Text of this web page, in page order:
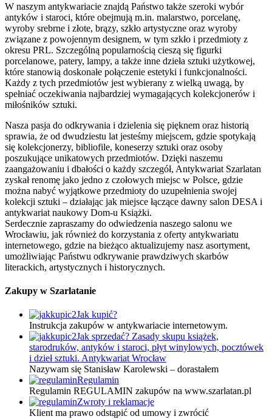
W naszym antykwariacie znajdą Państwo także szeroki wybór
antyków i staroci, które obejmują m.in. malarstwo, porcelanę,
wyroby srebrne i złote, brązy, szkło artystyczne oraz wyroby
związane z powojennym designem, w tym szkło i przedmioty z
okresu PRL. Szczególną popularnością cieszą się figurki
porcelanowe, patery, lampy, a także inne dzieła sztuki użytkowej,
które stanowią doskonałe połączenie estetyki i funkcjonalności.
Każdy z tych przedmiotów jest wybierany z wielką uwagą, by
spełniać oczekiwania najbardziej wymagających kolekcjonerów i
miłośników sztuki.
Nasza pasja do odkrywania i dzielenia się pięknem oraz historią
sprawia, że od dwudziestu lat jesteśmy miejscem, gdzie spotykają
się kolekcjonerzy, bibliofile, koneserzy sztuki oraz osoby
poszukujące unikatowych przedmiotów. Dzięki naszemu
zaangażowaniu i dbałości o każdy szczegół, Antykwariat Szarlatan
zyskał renomę jako jedno z czołowych miejsc w Polsce, gdzie
można nabyć wyjątkowe przedmioty do uzupełnienia swojej
kolekcji sztuki – działając jak miejsce łączące dawny salon DESA i
antykwariat naukowy Dom-u Książki.
Serdecznie zapraszamy do odwiedzenia naszego salonu we
Wrocławiu, jak również do korzystania z oferty antykwariatu
internetowego, gdzie na bieżąco aktualizujemy nasz asortyment,
umożliwiając Państwu odkrywanie prawdziwych skarbów
literackich, artystycznych i historycznych.
Zakupy w Szarlatanie
Jak kupić?
Instrukcja zakupów w antykwariacie internetowym.
Jak sprzedać? Zasady skupu książek,
starodruków, antyków i staroci, płyt winylowych, pocztówek
i dzieł sztuki. Antykwariat Wrocław
Nazywam się Stanisław Karolewski – dorastałem
Regulamin
Regulamin REGULAMIN zakupów na www.szarlatan.pl
Zwroty i reklamacje
Klient ma prawo odstąpić od umowy i zwrócić